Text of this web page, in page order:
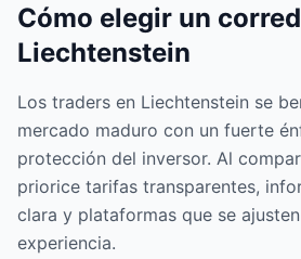
Cómo elegir un
Liechtenstein
Los traders en Liechtenstein se
mercado maduro con un fuerte
protección del inversor. Al
priorice tarifas transparentes,
clara y plataformas que se
experiencia.